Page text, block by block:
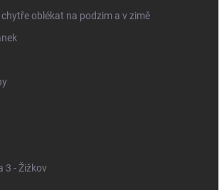
oblékat na podzim a v zimě
3 - Žižkov